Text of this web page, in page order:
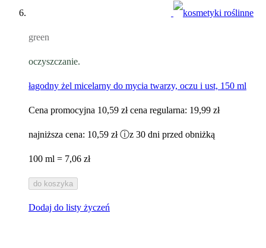
green
oczyszczanie.
łagodny żel micelarny do mycia twarzy, oczu i ust, 150 ml
Cena promocyjna 10,59 zł cena regularna: 19,99 zł
najniższa cena: 10,59 zł ⓘz 30 dni przed obniżką
100 ml = 7,06 zł
do koszyka
Dodaj do listy życzeń